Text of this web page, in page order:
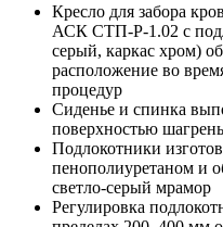
Кресло для забора
АСК СТП-Р-1.02 с
серый, каркас хром)
расположение во
процедур
Сиденье и спинка
поверхностью
Подлокотники
пенополиуретаном и
светло-серый мрамор
Регулировка